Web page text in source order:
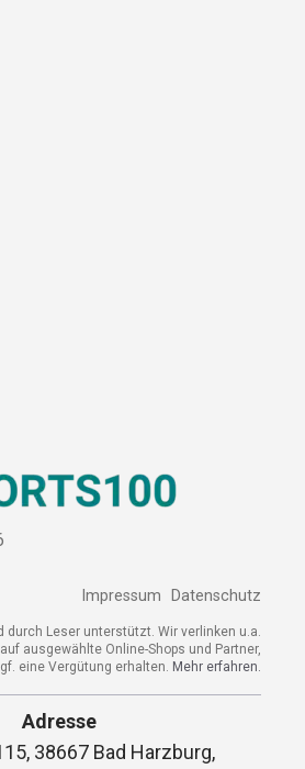
Impressum Datenschutz
durch Leser unterstützt. Wir verlinken
ausgewählte Online-Shops und Partner,
Vergütung erhalten.Mehr erfahren.
Adresse